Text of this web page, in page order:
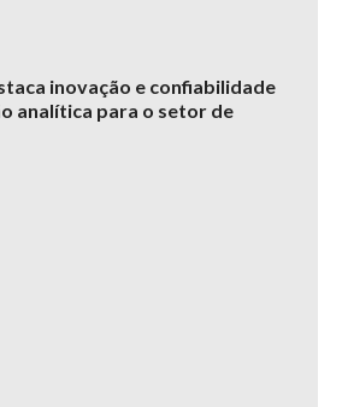
inovação e confiabilidade
analítica para o setor de